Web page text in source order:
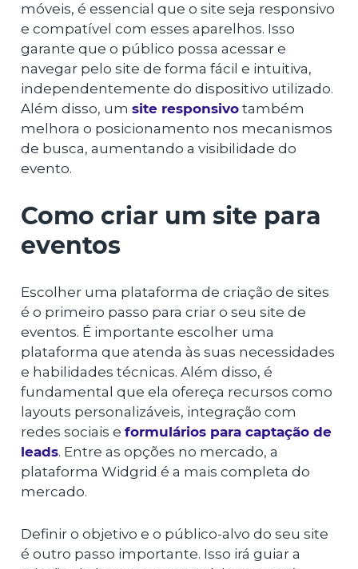
móveis, é essencial que o site seja responsivo
e compatível com esses aparelhos. Isso
garante que o público possa acessar e
navegar pelo site de forma fácil e intuitiva,
independentemente do dispositivo utilizado.
Além disso, um site responsivo também
melhora o posicionamento nos mecanismos
de busca, aumentando a visibilidade do
evento.
Como criar um site para
eventos
Escolher uma plataforma de criação de sites
é o primeiro passo para criar o seu site de
eventos. É importante escolher uma
plataforma que atenda às suas necessidades
e habilidades técnicas. Além disso, é
fundamental que ela ofereça recursos como
layouts personalizáveis, integração com
redes sociais e formulários para captação de
leads. Entre as opções no mercado, a
plataforma Widgrid é a mais completa do
mercado.
Definir o objetivo e o público-alvo do seu site
é outro passo importante. Isso irá guiar a